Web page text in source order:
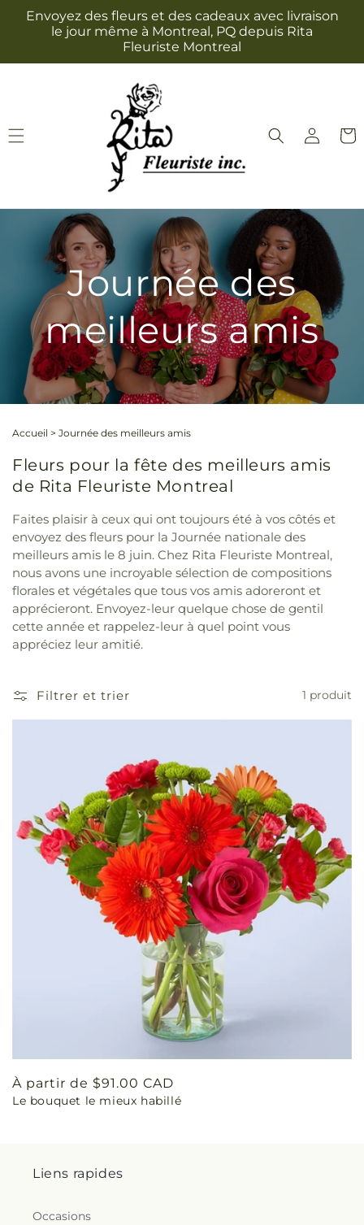
passer
Envoyez des fleurs et des cadeaux avec livraison
le jour même à Montreal, PQ depuis Rita
Fleuriste Montreal
Connexion
Journée des
meilleurs amis
Accueil > Journée des meilleurs amis
Fleurs pour la fête des meilleurs amis
de Rita Fleuriste Montreal
Faites plaisir à ceux qui ont toujours été à vos côtés et
envoyez des fleurs pour la Journée nationale des
meilleurs amis le 8 juin. Chez Rita Fleuriste Montreal,
nous avons une incroyable sélection de compositions
florales et végétales que tous vos amis adoreront et
apprécieront. Envoyez-leur quelque chose de gentil
cette année et rappelez-leur à quel point vous
appréciez leur amitié.
Filtrer et trier 1 produit
Prix
habituel
À partir de $91.00 CAD
Le bouquet le mieux habillé
Liens rapides
Occasions